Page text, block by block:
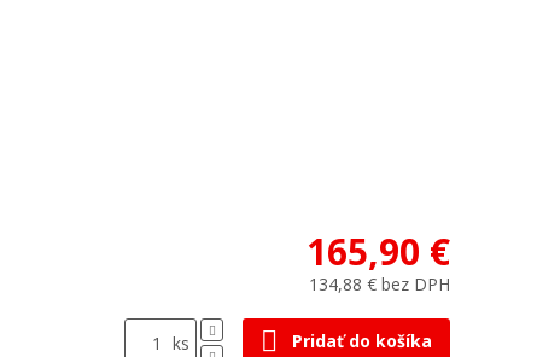
165,90 €
134,88 € bez DPH
ks Pridať do košíka